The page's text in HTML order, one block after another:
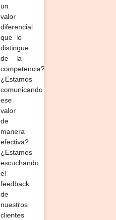
un
valor
diferencial
que lo
distingue
de la
competencia?
¿Estamos
comunicando
ese
valor
de
manera
efectiva?
¿Estamos
escuchando
el
feedback
de
nuestros
clientes